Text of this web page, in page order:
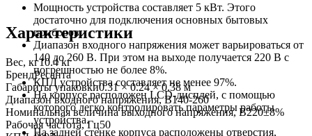
Мощность устройства составляет 5 кВт. Этого
достаточно для подключения основных бытовых
приборов.
Диапазон входного напряжения может варьироваться от
140 до 260 В. При этом на выходе получается 220 В с
погрешностью не более 8%.
КПД устройства составляет не менее 97%.
На корпусе расположен LCD-дисплей, с помощью
которого легко контролировать параметры работы
устройства.
На задней стенке корпуса расположены отверстия,
Характеристики
Вес, кг10.4 кг
БрендРесанта
Габариты упаковки0.31 × 0.24 × 0.38 м
Диапазон входного напряжения, В140-260
Номинальная величина выходного напряжения, В220±8%
Рабочая частота, Гц50